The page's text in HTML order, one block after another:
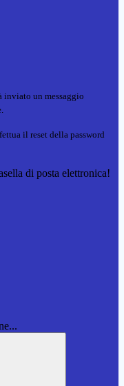
inviato un messaggio
il reset della password
di posta elettronica!